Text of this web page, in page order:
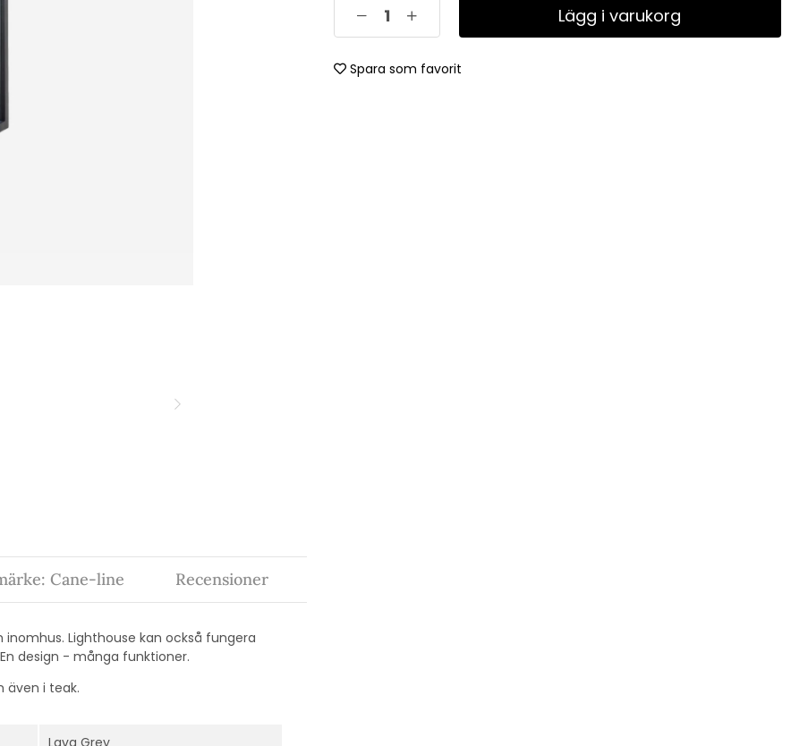
Lägg i varukorg
Spara som favorit
Lighthouse kan också fungera
design - många funktioner.
även i teak.
Lava Grey
Cane-line Recensioner